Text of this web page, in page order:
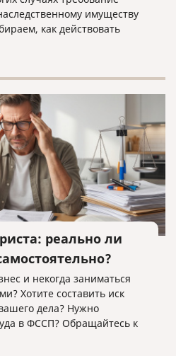
имуществу
как действовать
его или когда
реально ли
и некогда заниматься
Хотите составить иск
дела? Нужно
в ФССП? Обращайтесь к